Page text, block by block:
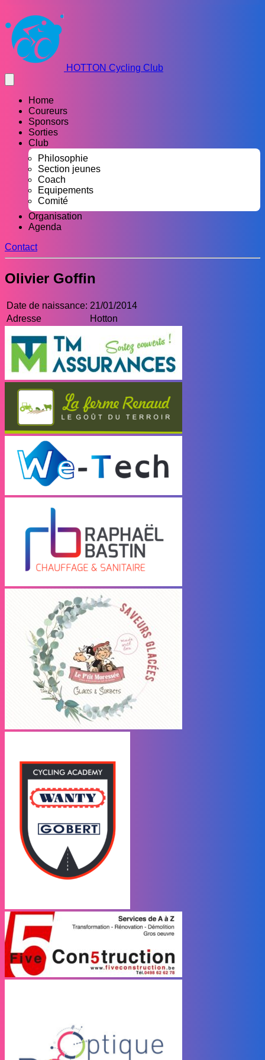
HOTTON Cycling Club
Home
Coureurs
Sponsors
Sorties
Club
Philosophie
Section jeunes
Coach
Equipements
Comité
Organisation
Agenda
Contact
Olivier Goffin
Date de naissance: 21/01/2014
Adresse
Hotton